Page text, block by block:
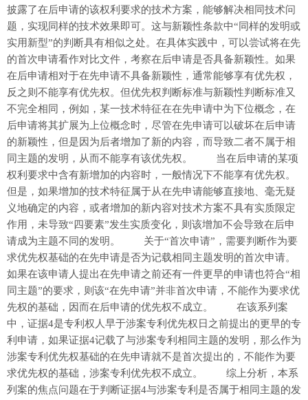
披露了在后申请的该权利要求的技术方案，能够解决相同技术问
题，实现同样的技术效果即可。这与新颖性条款中“同样的发明或
实用新型”的判断具有相似之处。在具体实践中，可以尝试将在先
的首次申请看作对比文件，考察在后申请是否具备新颖性。如果
在后申请相对于在先申请不具备新颖性，通常能够享有优先权，
反之则不能享有优先权。但优先权判断标准与新颖性判断标准又
不完全相同，例如，某一技术特征在在先申请中为下位概念，在
后申请将其扩展为上位概念时，尽管在先申请可以破坏在后申请
的新颖性，但是因为后者增加了新的内容，而导致二者不属于相
同主题的发明，从而不能享有该优先权。 当在后申请的某项
权利要求中含有新增加的内容时，一般情况下不能享有优先权。
但是，如果增加的技术特征属于从在先申请能够直接地、毫无疑
义地确定的内容，或者增加的新内容对技术方案不具有实质限定
作用，未导致“四要素”发生实质变化，则该增加不会导致在后申
请成为主题不同的发明。 关于“首次申请”，需要判断作为要
求优先权基础的在先申请是否为记载相同主题发明的首次申请。
如果在该申请人提出在先申请之前还有一件更早的申请也符合“相
同主题”的要求，则该“在先申请”并非首次申请，不能作为要求优
先权的基础，因而在后申请的优先权不成立。 在该系列案
中，证据4是专利权人早于涉案专利优先权日之前提出的更早的专
利申请，如果证据4记载了与涉案专利相同主题的发明，那么作为
涉案专利优先权基础的在先申请就不是首次提出的，不能作为要
求优先权的基础，涉案专利优先权不成立。 综上分析，本系
列案的焦点问题在于判断证据4与涉案专利是否属于相同主题的发